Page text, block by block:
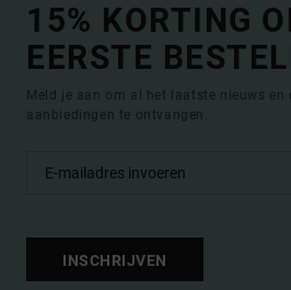
15% KORTING
EERSTE
Meld je aan om al het laatste nieuws en
aanbiedingen te ontvangen.
INSCHRIJVEN